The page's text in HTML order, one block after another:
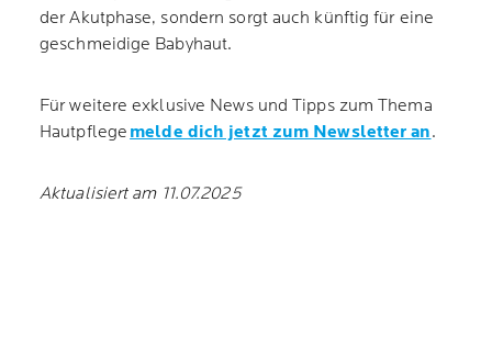
der Akutphase, sondern sorgt auch künftig für eine
geschmeidige Babyhaut.
Für weitere exklusive News und Tipps zum Thema
Hautpflege melde dich jetzt zum Newsletter an.
Aktualisiert am 11.07.2025